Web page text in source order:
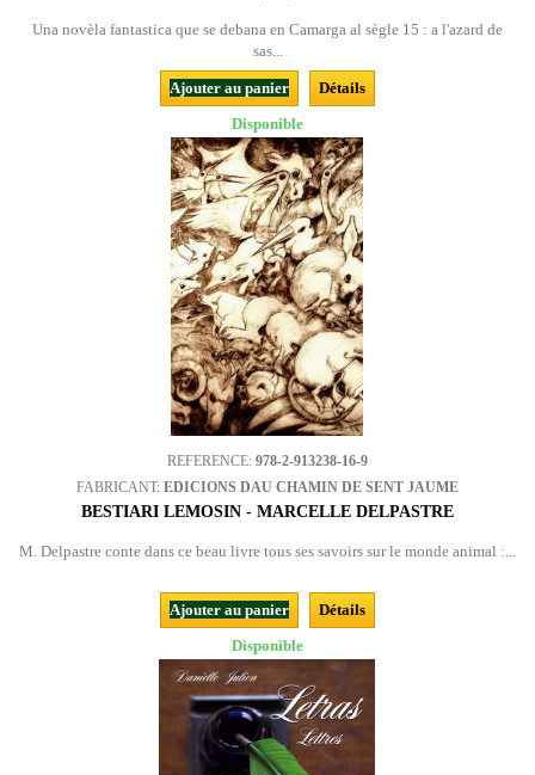
Una novèla fantastica que se debana en Camarga al sègle 15 : a l'azard de
sas...
Ajouter au panier
Détails
Disponible
REFERENCE: 978-2-913238-16-9
FABRICANT: EDICIONS DAU CHAMIN DE SENT JAUME
BESTIARI LEMOSIN - MARCELLE DELPASTRE
M. Delpastre conte dans ce beau livre tous ses savoirs sur le monde animal :...
Ajouter au panier
Détails
Disponible